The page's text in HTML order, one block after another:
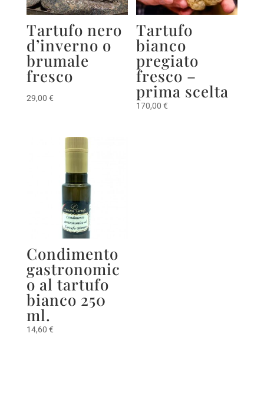
Tartufo nero
d’inverno o
brumale
fresco
29,00 €
Tartufo
bianco
pregiato
fresco –
prima scelta
170,00€
Condimento
gastronomic
o al tartufo
bianco 250
ml.
14,60 €